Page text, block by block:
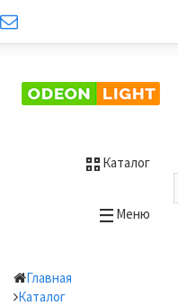
Каталог
Меню
Главная
Каталог